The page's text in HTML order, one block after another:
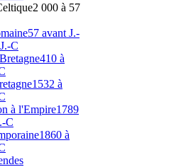
2 000 à 57
57 avant J.-
C
410 à
1532 à
à l'Empire1789
C
1860 à